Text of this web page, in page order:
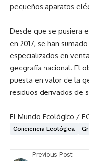
pequeños aparatos
Desde que se pusiera
en 2017, se han
especializados en
geografía nacional. El
puesta en valor de la
residuos derivados de
El Mundo Ecológico /
Conciencia Ecológica
Previous Post